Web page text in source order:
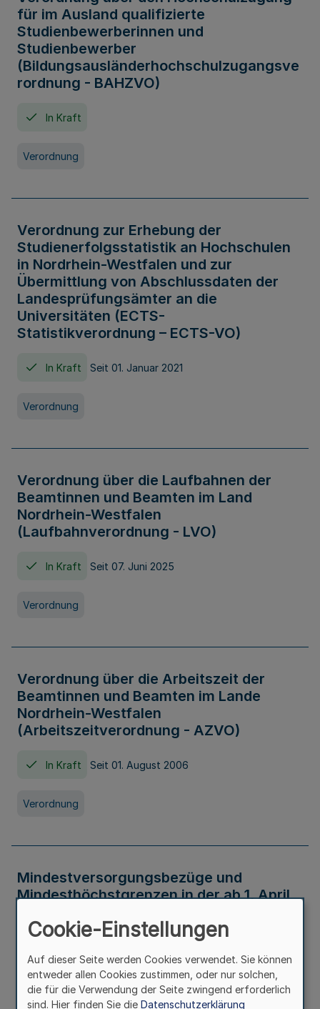
für im Ausland qualifizierte
Studienbewerberinnen und
Studienbewerber
(Bildungsausländerhochschulzugangsve
rordnung - BAHZVO)
In Kraft
Verordnung
Verordnung zur Erhebung der
Studienerfolgsstatistik an Hochschulen
in Nordrhein-Westfalen und zur
Übermittlung von Abschlussdaten der
Landesprüfungsämter an die
Universitäten (ECTS-
Statistikverordnung – ECTS-VO)
In Kraft Seit 01. Januar 2021
Verordnung
Verordnung über die Laufbahnen der
Beamtinnen und Beamten im Land
Nordrhein-Westfalen
(Laufbahnverordnung - LVO)
In Kraft Seit 07. Juni 2025
Verordnung
Verordnung über die Arbeitszeit der
Beamtinnen und Beamten im Lande
Nordrhein-Westfalen
(Arbeitszeitverordnung - AZVO)
In Kraft Seit 01. August 2006
Verordnung
Mindestversorgungsbezüge und
Mindesthöchstgrenzen in der ab 1. April
Verwaltungsvorschrift
Cookie-Einstellungen
Auf dieser Seite werden Cookies verwendet. Sie können
entweder allen Cookies zustimmen, oder nur solchen,
die für die Verwendung der Seite zwingend erforderlich
sind. Hier finden Sie die Datenschutzerklärung